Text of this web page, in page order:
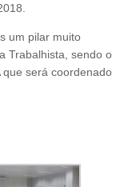
um pilar muito
Trabalhista, sendo o
que será coordenado